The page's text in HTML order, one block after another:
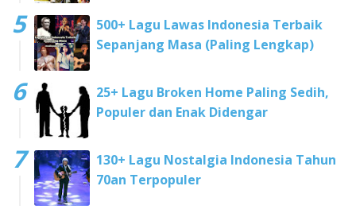
500+ Lagu Lawas Indonesia Terbaik
Sepanjang Masa (Paling Lengkap)
25+ Lagu Broken Home Paling Sedih,
Populer dan Enak Didengar
130+ Lagu Nostalgia Indonesia Tahun
70an Terpopuler